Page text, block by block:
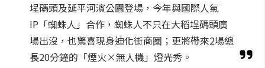
埕碼頭及延平河濱公園登場，今年與國際人氣
IP「蜘蛛人」合作，蜘蛛人不只在大稻埕碼頭廣
場出沒，也驚喜現身迪化街商圈；更將帶來2場總
長20分鐘的「煙火×無人機」燈光秀。